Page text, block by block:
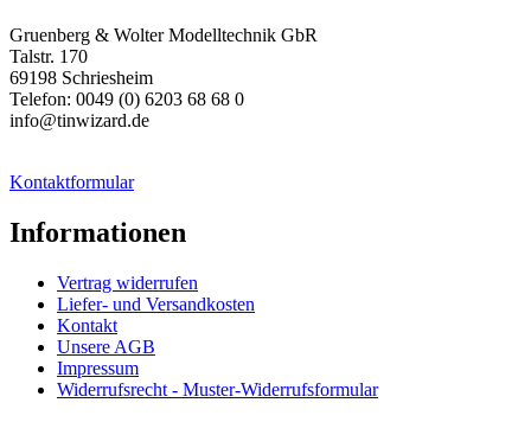
Gruenberg & Wolter Modelltechnik GbR
Talstr. 170
69198 Schriesheim
Telefon: 0049 (0) 6203 68 68 0
info@tinwizard.de
Kontaktformular
Informationen
Vertrag widerrufen
Liefer- und Versandkosten
Kontakt
Unsere AGB
Impressum
Widerrufsrecht - Muster-Widerrufsformular